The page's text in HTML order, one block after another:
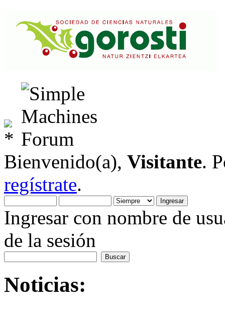
Bienvenido(a), Visitante.
regístrate.
Ingresar con nombre de
de la sesión
Noticias: